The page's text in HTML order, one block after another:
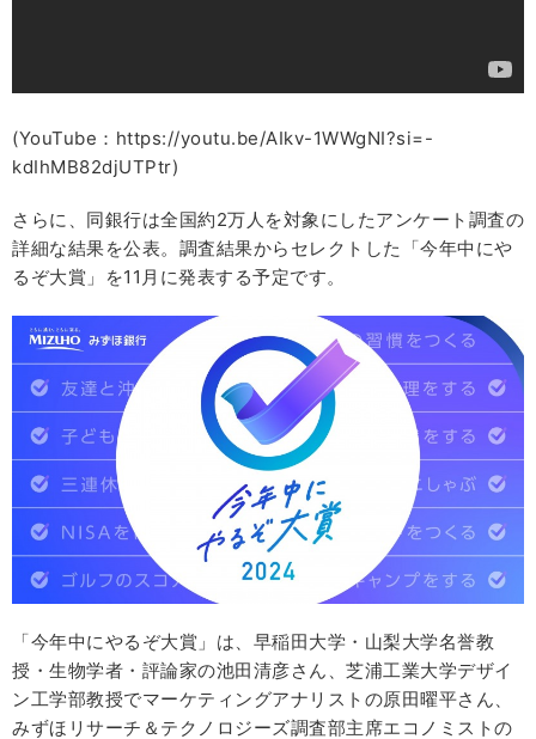
(YouTube：https://youtu.be/AIkv-1WWgNI?si=-
kdIhMB82djUTPtr)
さらに、同銀行は全国約2万人を対象にしたアンケート調査の
詳細な結果を公表。調査結果からセレクトした「今年中にや
るぞ大賞」を11月に発表する予定です。
「今年中にやるぞ大賞」は、早稲田大学・山梨大学名誉教
授・生物学者・評論家の池田清彦さん、芝浦工業大学デザイ
ン工学部教授でマーケティングアナリストの原田曜平さん、
みずほリサーチ＆テクノロジーズ調査部主席エコノミストの